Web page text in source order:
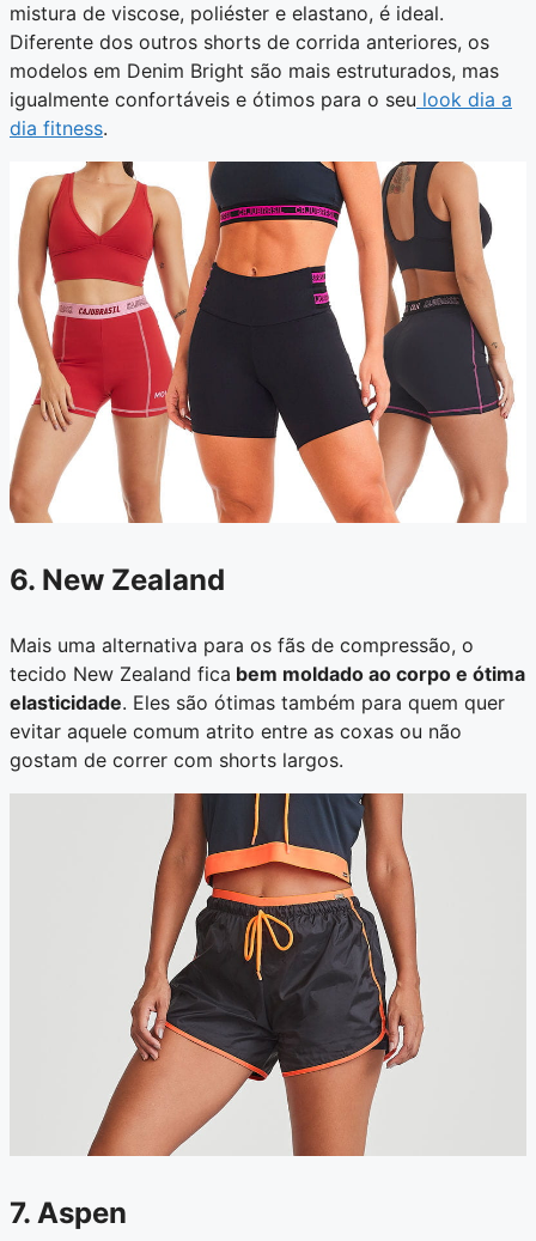
mistura de viscose, poliéster e elastano, é ideal.
Diferente dos outros shorts de corrida anteriores, os
modelos em Denim Bright são mais estruturados, mas
igualmente confortáveis e ótimos para o seu look dia a
dia fitness.
6. New Zealand
Mais uma alternativa para os fãs de compressão, o
tecido New Zealand fica bem moldado ao corpo e ótima
elasticidade. Eles são ótimas também para quem quer
evitar aquele comum atrito entre as coxas ou não
gostam de correr com shorts largos.
7. Aspen